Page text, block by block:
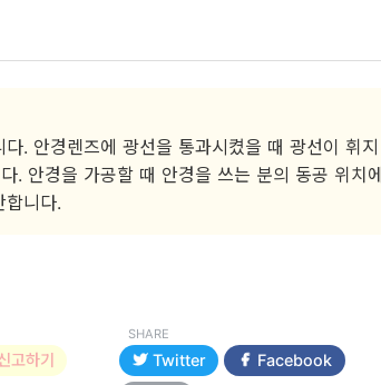
. 안경렌즈에 광선을 통과시켰을 때 광선이 휘지
. 안경을 가공할 때 안경을 쓰는 분의 동공 위치에
합니다.
고하기
SHARE
Twitter
Facebook